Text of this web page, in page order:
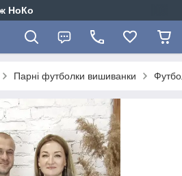
НоКо
Парні футболки вишиванки